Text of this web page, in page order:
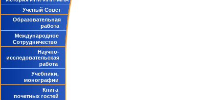
Ученый Совет
Образовательная
работа
Международное
Сотрудничество
Научно-
исследовательская
работа
Учебники,
монографии
Книга
почетных гостей